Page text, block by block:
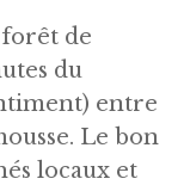
de
du
entre
Le bon
locaux et